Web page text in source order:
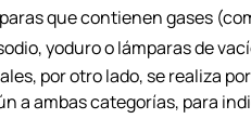
que contienen gases
yoduro o lámparas de
por otro lado, se realiza
a ambas categorías, para